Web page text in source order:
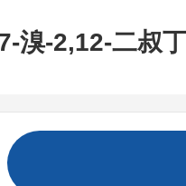
溴-2,12-二叔
氧杂-13B-硼萘
蒽，